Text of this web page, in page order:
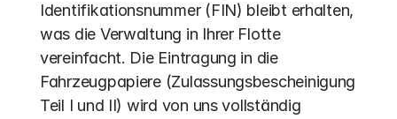
Identifikationsnummer (FIN) bleibt erhalten,
was die Verwaltung in Ihrer Flotte
vereinfacht. Die Eintragung in die
Fahrzeugpapiere (Zulassungsbescheinigung
Teil I und II) wird von uns vollständig